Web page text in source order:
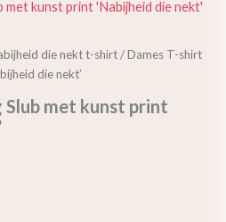
die nekt t-shirt/ Dames T-shirt
die nekt’
Slub met kunst print